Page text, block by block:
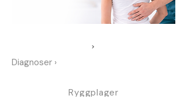
›
Diagnoser ›
Ryggplager